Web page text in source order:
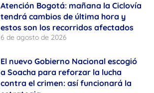
Atención Bogotá: mañana la Ciclovía
tendrá cambios de última hora y
estos son los recorridos afectados
6 de agosto de 2026
El nuevo Gobierno Nacional escogió
a Soacha para reforzar la lucha
contra el crimen: así funcionará la